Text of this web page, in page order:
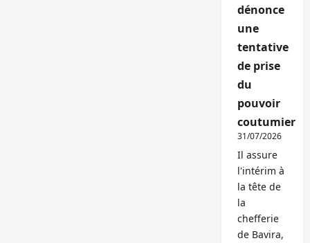
dénonce
une
tentative
de prise
du
pouvoir
coutumier
31/07/2026
Il assure
l'intérim à
la tête de
la
chefferie
de Bavira,